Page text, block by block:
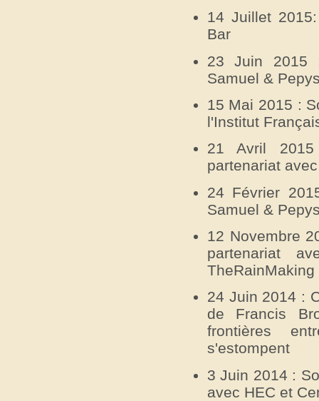
14 Juillet
Bar
23 Juin 2015
Samuel &
15 Mai 2015 :
l'Institut
21 Avril
partenariat
24 Février
Samuel &
12 Novembre
partenariat
TheRainMaking
24 Juin 2014 :
de Francis
frontières
s'estompent
3 Juin 2014 :
avec HEC et